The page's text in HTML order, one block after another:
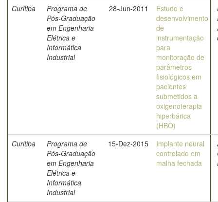
Curitiba
Programa de
Pós-Graduação
em Engenharia
Elétrica e
Informática
Industrial
28-Jun-2011
Estudo e
desenvolvimento
de
instrumentação
para
monitoração de
parâmetros
fisiológicos em
pacientes
submetidos a
oxigenoterapia
hiperbárica
(HBO)
Curitiba
Programa de
Pós-Graduação
em Engenharia
Elétrica e
Informática
Industrial
15-Dez-2015
Implante neural
controlado em
malha fechada